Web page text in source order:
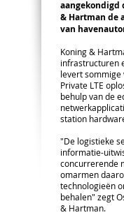
aangekondigd
& Hartman de
van
Koning &
infrastructuren
levert sommige
Private LTE
behulp van de
station
"De logistieke
informatie-
concurrerende
omarmen
technologieën
behalen" zegt
& Hartman.